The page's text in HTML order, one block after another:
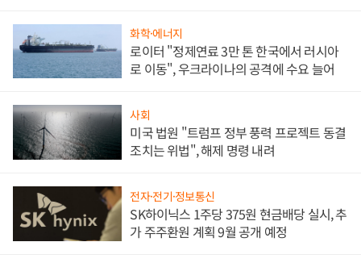
화학·에너지
로이터 "정제연료 3만 톤 한국에서 러시아
로 이동", 우크라이나의 공격에 수요 늘어
사회
미국 법원 "트럼프 정부 풍력 프로젝트 동결
조치는 위법", 해제 명령 내려
전자·전기·정보통신
SK하이닉스 1주당 375원 현금배당 실시, 추
가 주주환원 계획 9월 공개 예정